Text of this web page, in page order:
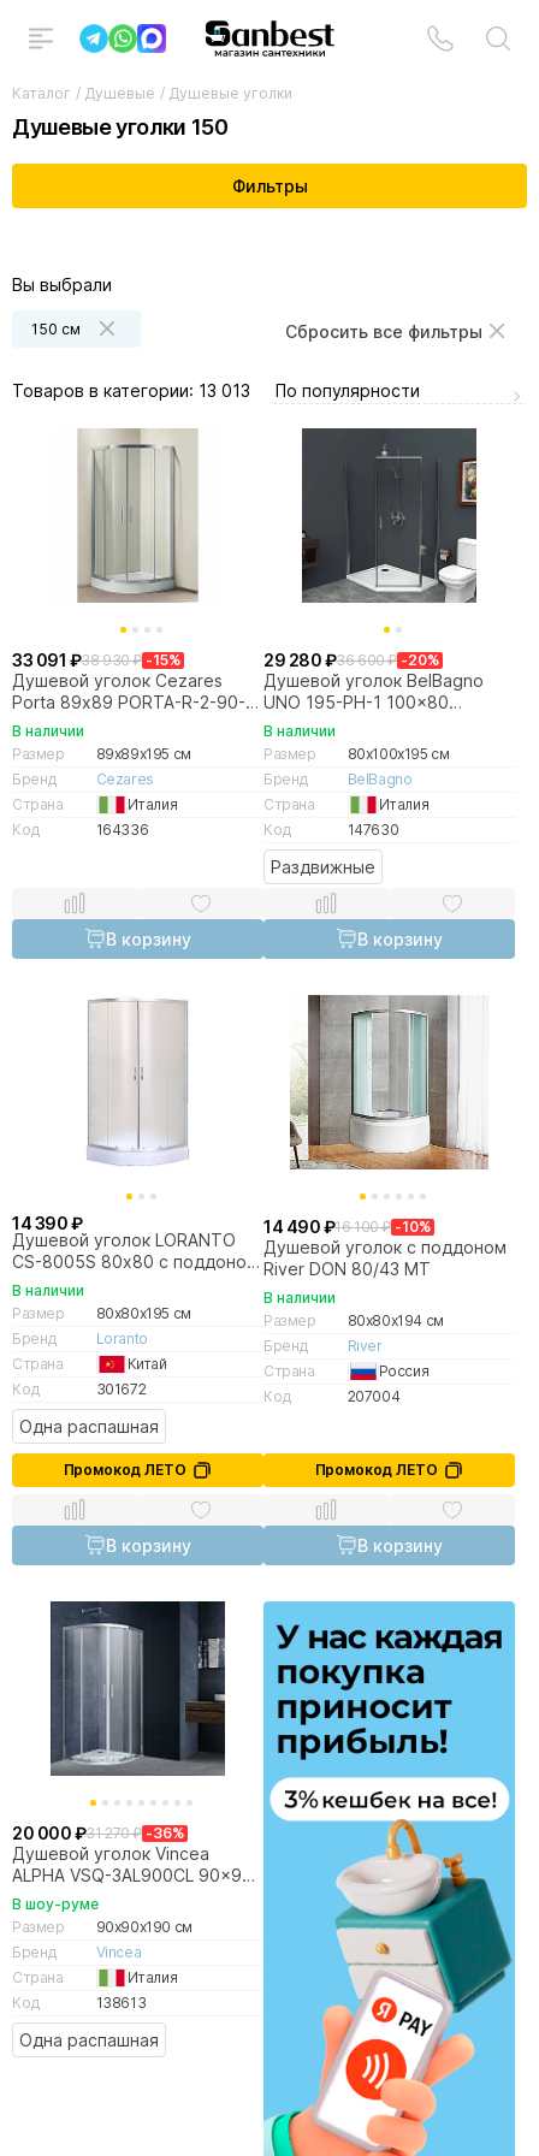
Каталог / Душевые / Душевые уголки
Душевые уголки 150
Фильтры
Вы выбрали
150 см Сбросить все фильтры
Товаров в категории: 13 013 По популярности
33 091 ₽38 930 ₽ -15%
Душевой уголок Cezares
Porta 89х89 PORTA-R-2-90-
C-Cr-IV стекло прозрачное/
профиль хром
В наличии
Размер
89x89x195 см
Бренд
Cezares
Страна
Италия
Код
164336
В корзину
29 280 ₽36 600 ₽ -20%
Душевой уголок BelBagno
UNO 195-PH-1 100x80
прозрачный/хром
В наличии
Размер
80x100x195 см
Бренд
BelBagno
Страна
Италия
Код
147630
Раздвижные
В корзину
14 390 ₽
Душевой уголок LORANTO
CS-8005S 80х80 с поддоном,
матовое стекло/профиль
сатин
В наличии
Размер
80x80x195 см
Бренд
Loranto
Страна
Китай
Код
301672
Одна распашная
Промокод ЛЕТО
В корзину
14 490 ₽16 100 ₽ -10%
Душевой уголок с поддоном
River DON 80/43 MT
В наличии
Размер
80x80x194 см
Бренд
River
Страна
Россия
Код
207004
Промокод ЛЕТО
В корзину
20 000 ₽31 270 ₽ -36%
Душевой уголок Vincea
ALPHA VSQ-3AL900CL 90x90
стекло прозрачное/профиль
хром
В шоу-руме
Размер
90x90x190 см
Бренд
Vincea
Страна
Италия
Код
138613
Одна распашная